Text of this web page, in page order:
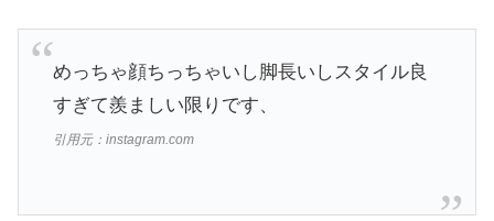
めっちゃ顔ちっちゃいし脚長いしスタイル良
すぎて羨ましい限りです、
引用元：instagram.com